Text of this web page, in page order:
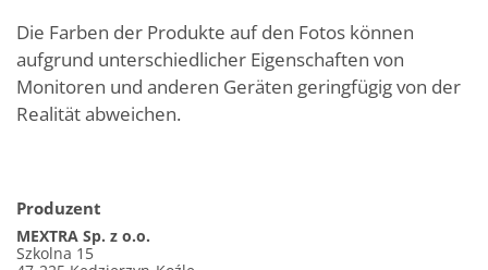
Die Farben der Produkte auf den Fotos können
aufgrund unterschiedlicher Eigenschaften von
Monitoren und anderen Geräten geringfügig von der
Realität abweichen.
Produzent
MEXTRA Sp. z o.o.
Szkolna 15